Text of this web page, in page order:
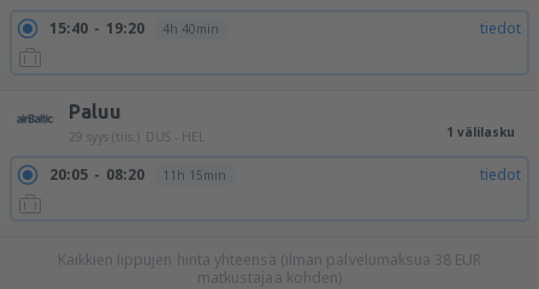
15:40 19:20 4h 40min tiedot
Paluu
29 syys (tiis.) DUS - HEL 1 välilasku
20:05 08:20 11h 15min tiedot
Kaikkien lippujen hinta yhteensä (ilman palvelumaksua 38 EUR
matkustajaa kohden)